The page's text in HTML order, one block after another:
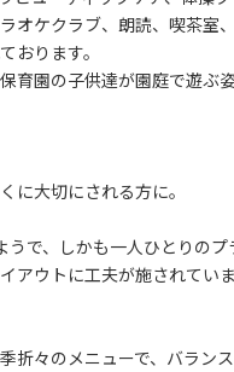
オケクラブ、朗読、喫茶室
おります。
育園の子供達が園庭で遊ぶ姿
に大切にされる方に。
うで、しかも一人ひとりの
アウトに工夫が施されていま
折々のメニューで、バラン